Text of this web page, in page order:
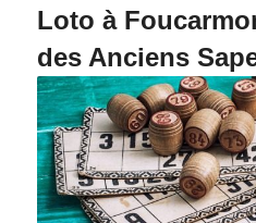
Loto à
des Anciens